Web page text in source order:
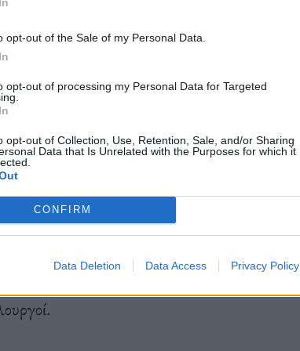
opt-out of the Sale of my Personal Data.
opt-out of processing my Personal Data for Targeted
opt-out of Collection, Use, Retention, Sale, and/or Sharing
Data that Is Unrelated with the Purposes for which it
CONFIRM
Data Deletion Data Access Privacy Policy
«Χριστουγεννιάτικα Χωριά» σε ισάριθμες
και μεγάλους. Από την Αχαρνών και τη
ο Άγιος Βασίλης και τα ξωτικά του θα
σε «χωριά» χαράς και γιορτής, θα
γλυκο-κεράσματα, face painting και πολλά
μεταξύ άλλων, ξυλοπόδαροι, ζογκλέρ,